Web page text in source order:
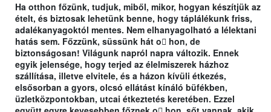
Ha otthon főzünk, tudjuk, miből, mikor, hogyan készítjük az
ételt, és biztosak lehetünk benne, hogy táplálékunk friss,
adalékanyagoktól mentes. Nem elhanyagolható a lélektani
hatás sem. Főzzünk, süssünk hát o􀆩 hon, de
biztonságosan! Világunk napról napra változik. Ennek
egyik jelensége, hogy terjed az élelmiszerek házhoz
szállítása, illetve elvitele, és a házon kívüli étkezés,
elsősorban a gyors, olcsó ellátást kínáló büfékben,
üzletközpontokban, utcai étkeztetés keretében. Ezzel